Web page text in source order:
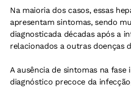
Na maioria dos casos, essas
apresentam sintomas, sendo
diagnosticada décadas após a
relacionados a outras doenças
A ausência de sintomas na fase
diagnóstico precoce da